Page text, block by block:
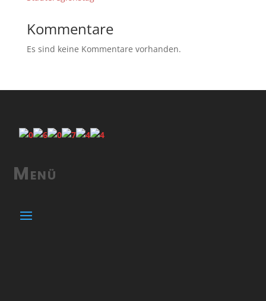
Kommentare
Es sind keine Kommentare vorhanden.
Menü